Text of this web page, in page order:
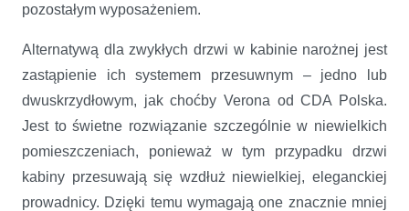
pozostałym wyposażeniem.
Alternatywą dla zwykłych drzwi w kabinie narożnej jest
zastąpienie ich systemem przesuwnym – jedno lub
dwuskrzydłowym, jak choćby Verona od CDA Polska.
Jest to świetne rozwiązanie szczególnie w niewielkich
pomieszczeniach, ponieważ w tym przypadku drzwi
kabiny przesuwają się wzdłuż niewielkiej, eleganckiej
prowadnicy. Dzięki temu wymagają one znacznie mniej